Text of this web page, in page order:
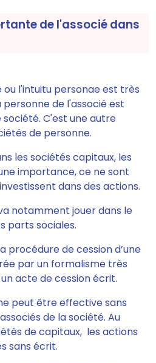
de l'associé dans
ou l'intuitu personae est très
personne de l'associé est
C'est une autre
de personne.
les sociétés capitaux, les
importance, ce ne sont
dans des actions.
notamment jouer dans le
parts sociales.
procédure de cession d’une
par un formalisme très
acte de cession écrit.
peut être effective sans
de la société. Au
de capitaux, les actions
sans écrit.